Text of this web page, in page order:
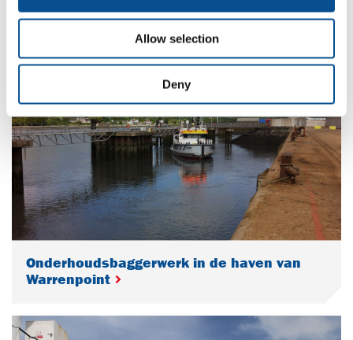
Allow selection
Deny
Baggeren Het Nieuwe Diep, Den Helder
Onderhoudsbaggerwerk in de haven van
Warrenpoint